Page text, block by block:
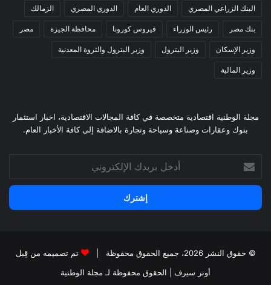
البنك الزراعي المصري الدوري العام الدوري المصري الزمالك
بنك مصر رئيس الوزراء فيروس كورونا محافظة الجيزة مصر
وزير الإسكان وزير البترول وزير البترول والثروة المعدنية
وزير المالية
مجلة الوطنية اقتصادية متخصصة في كافة المجالات الاقتصادية، اخبار استثمار
بنوك وعقارات وصناعة وسياحة وتجارة بالاضافة إلى كافة الأخبار العام.
بريدك
الإلكتروني
© حقوق النشر 2026، جميع الحقوق محفوظة |
تم تصميمه من قِبل
أونر سيرف | الحقوق محفوظة لـ مجلة الوطتية